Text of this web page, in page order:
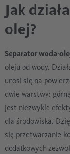
Jak
olej?
Separator woda-
oleju od wody.
unosi się na
dwie warstwy:
jest niezwykle
dla środowiska.
się przetwarzanie
dodatkowych